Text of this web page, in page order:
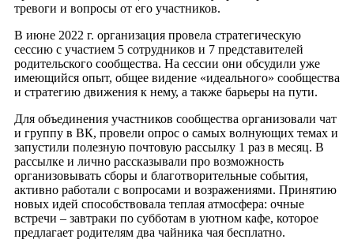
тревоги и вопросы от его участников.
В июне 2022 г. организация провела стратегическую
сессию с участием 5 сотрудников и 7 представителей
родительского сообщества. На сессии они обсудили уже
имеющийся опыт, общее видение «идеального» сообщества
и стратегию движения к нему, а также барьеры на пути.
Для объединения участников сообщества организовали чат
и группу в ВК, провели опрос о самых волнующих темах и
запустили полезную почтовую рассылку 1 раз в месяц. В
рассылке и лично рассказывали про возможность
организовывать сборы и благотворительные события,
активно работали с вопросами и возражениями. Принятию
новых идей способствовала теплая атмосфера: очные
встречи – завтраки по субботам в уютном кафе, которое
предлагает родителям два чайника чая бесплатно.